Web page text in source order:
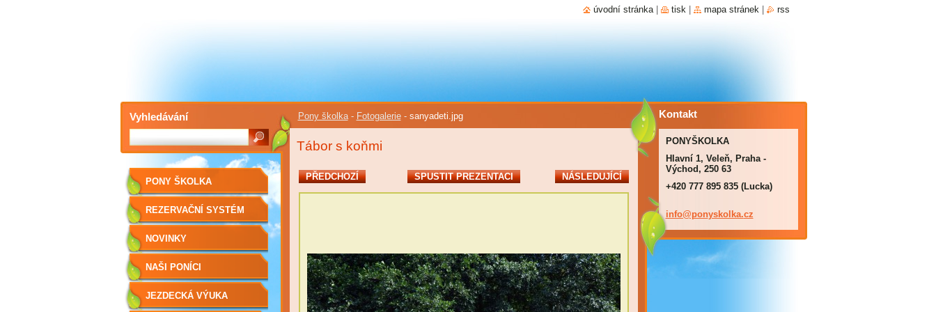
Pony školka - Fotogalerie - sanyadeti.jpg
Tábor s koňmi
PŘEDCHOZÍ SPUSTIT PREZENTACI NÁSLEDUJÍCÍ
PONY ŠKOLKA
REZERVAČNÍ SYSTÉM
NOVINKY
NAŠI PONÍCI
JEZDECKÁ VÝUKA
Kontakt
PONYŠKOLKA
Hlavní 1, Veleň, Praha -
Východ, 250 63
+420 777 895 835 (Lucka)
info@ponyskolka.cz
Vyhledávání
úvodní stránka tisk mapa stránek rss